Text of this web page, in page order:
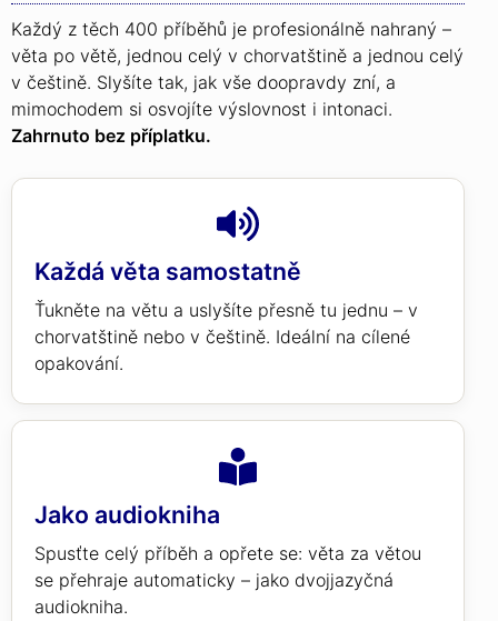
Každý z těch 400 příběhů je profesionálně nahraný –
věta po větě, jednou celý v chorvatštině a jednou celý
v češtině. Slyšíte tak, jak vše doopravdy zní, a
mimochodem si osvojíte výslovnost i intonaci.
Zahrnuto bez příplatku.
Každá věta samostatně
Ťukněte na větu a uslyšíte přesně tu jednu – v
chorvatštině nebo v češtině. Ideální na cílené
opakování.
Jako audiokniha
Spusťte celý příběh a opřete se: věta za větou
se přehraje automaticky – jako dvojjazyčná
audiokniha.